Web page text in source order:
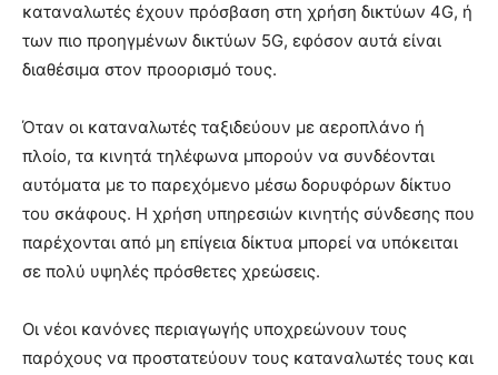
καταναλωτές έχουν πρόσβαση στη χρήση δικτύων 4G, ή
των πιο προηγμένων δικτύων 5G, εφόσον αυτά είναι
διαθέσιμα στον προορισμό τους.
Όταν οι καταναλωτές ταξιδεύουν με αεροπλάνο ή
πλοίο, τα κινητά τηλέφωνα μπορούν να συνδέονται
αυτόματα με το παρεχόμενο μέσω δορυφόρων δίκτυο
του σκάφους. Η χρήση υπηρεσιών κινητής σύνδεσης που
παρέχονται από μη επίγεια δίκτυα μπορεί να υπόκειται
σε πολύ υψηλές πρόσθετες χρεώσεις.
Οι νέοι κανόνες περιαγωγής υποχρεώνουν τους
παρόχους να προστατεύουν τους καταναλωτές τους και